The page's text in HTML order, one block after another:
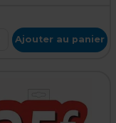
Ajouter au panier